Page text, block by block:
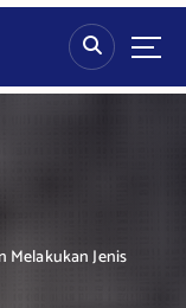
Melakukan Jenis